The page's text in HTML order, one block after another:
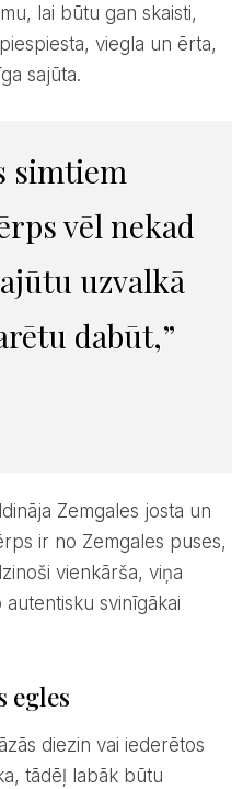
lai būtu gan skaisti,
viegla un ērta,
sajūta.
vēl nekad
uzvalkā
dabūt,”
ir no Zemgales puses,
vienkārša, viņa
svinīgākai
egles
tādēļ labāk būtu